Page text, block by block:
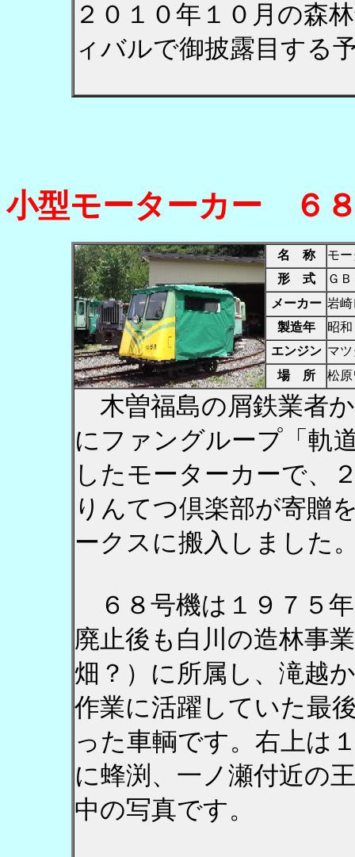
２０１０年１０月の森
ィバルで御披露目する
小型モーターカー ６
名 称
モ
形 式
Ｇ
メーカー 岩
製造年
昭
エンジン マ
場 所
松
木曽福島の屑鉄業者
にファングループ「軌
したモーターカーで、
りんてつ倶楽部が寄贈
ークスに搬入しました
６８号機は１９７５
廃止後も白川の造林事
畑？）に所属し、滝越
作業に活躍していた最
った車輌です。右上は
に蜂渕、一ノ瀬付近の
中の写真です。